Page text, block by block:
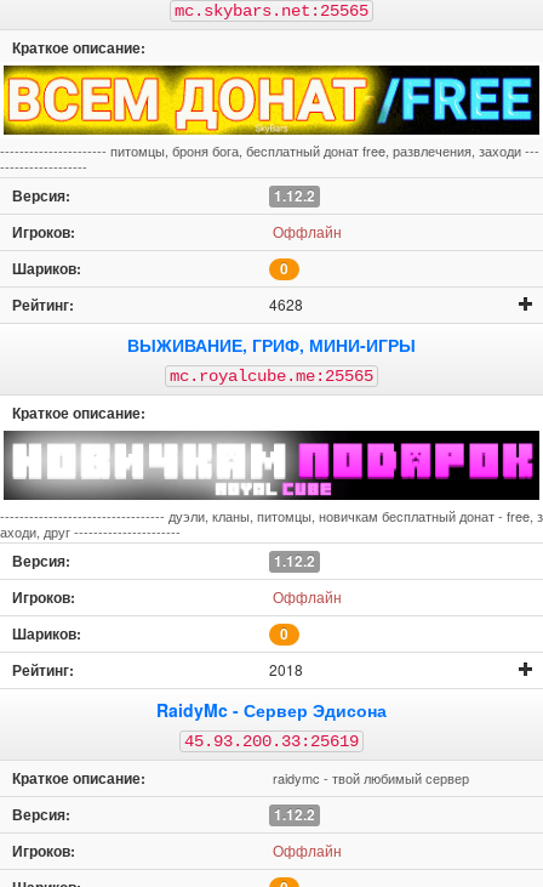
mc.skybars.net:25565
---------------------- питомцы, броня бога, бесплатный донат free, развлечения, заходи ---
------------------
1.12.2
Оффлайн
0
4628
ВЫЖИВАНИЕ, ГРИФ, МИНИ-ИГРЫ
mc.royalcube.me:25565
---------------------------------- дуэли, кланы, питомцы, новичкам бесплатный донат - free, з
аходи, друг ----------------------
1.12.2
Оффлайн
0
2018
RaidyMc - Сервер Эдисона
45.93.200.33:25619
raidymc - твой любимый сервер
1.12.2
Оффлайн